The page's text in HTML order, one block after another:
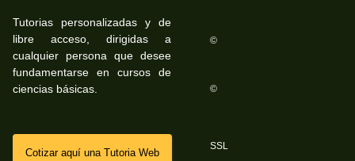
Tutorias personalizadas y de
libre acceso, dirigidas a
cualquier persona que desee
fundamentarse en cursos de
ciencias básicas.
Cotizar aquí una Tutoria Web
©
©
SSL